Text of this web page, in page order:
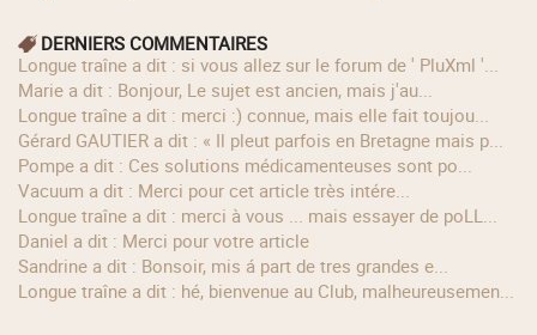
DERNIERS COMMENTAIRES
longue traîne a dit : si vous allez sur le forum de ' PluXml '...
Marie a dit : Bonjour, Le sujet est ancien, mais j'au...
longue traîne a dit : merci :) connue, mais elle fait toujou...
Gérard GAUTIER a dit : « Il pleut parfois en Bretagne mais p...
Pompe a dit : Ces solutions médicamenteuses sont po...
Vacuum a dit : Merci pour cet article très intére...
longue traîne a dit : merci à vous ... mais essayer de poLL...
Daniel a dit : Merci pour votre article
Sandrine a dit : Bonsoir, mis á part de tres grandes e...
longue traîne a dit : hé, bienvenue au Club, malheureusemen...